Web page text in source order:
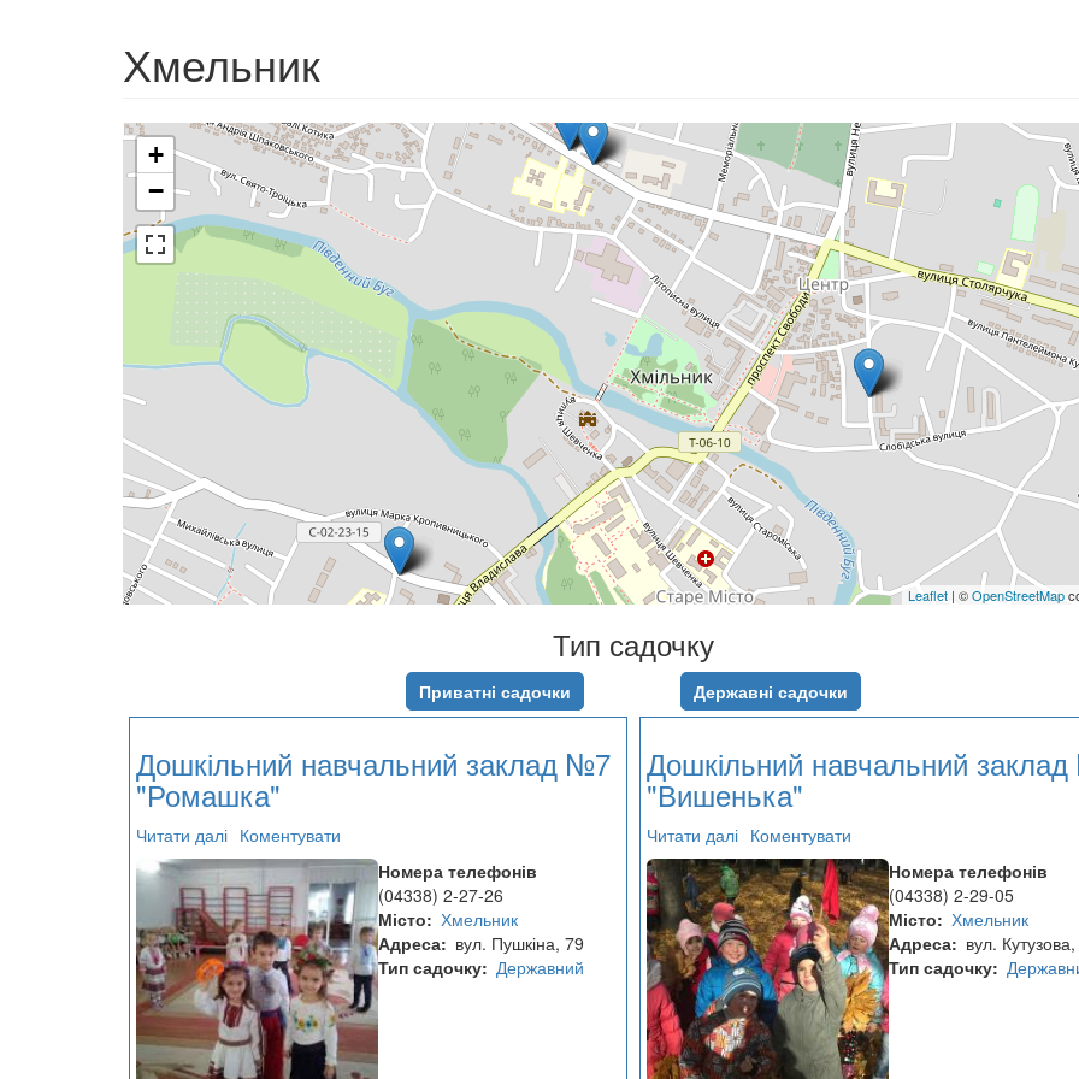
Хмельник
+
−
Leaflet| ©OpenStreetMap
Тип садочку
Приватні садочки Державні садочки
Дошкільний навчальний заклад №7
"Ромашка"
Читати далі про
Дошкільний
навчальний
заклад
№7
"Ромашка"
Коментувати
Номера телефонів
(04338) 2-27-26
Місто
Хмельник
Адреса
вул. Пушкіна, 79
Тип садочку
Державний
Дошкільний навчальний
"Вишенька"
Читати даліпро
Дошкільний
навчальний
заклад
№5
"Вишенька"
Коментувати
Номера телефонів
(04338) 2-29-05
Місто
Хмельник
Адреса
вул.
Тип садочку